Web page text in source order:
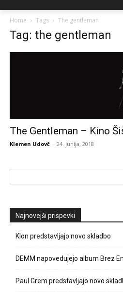
Home Tags The gentleman
Tag: the gentleman
The Gentleman – Kino
Klemen Udovč - 24. junija, 2018
Najnovejši prispevki
Klon predstavljajo novo skladbo
DEMM napovedujejo album Brez
Paul Grem predstavljajo novo